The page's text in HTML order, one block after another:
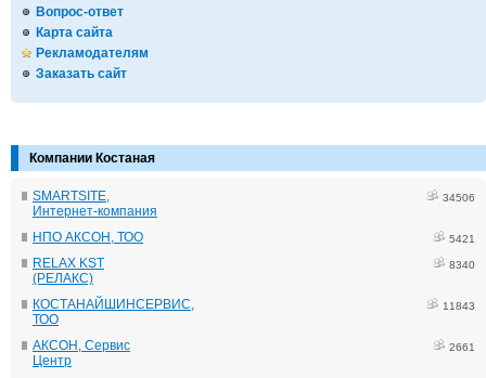
Вопрос-ответ
Карта сайта
Рекламодателям
Заказать сайт
Компании Костаная
SMARTSITE,
Интернет-компания
34506
НПО АКСОН, ТОО 5421
RELAX KST
(РЕЛАКС)
8340
КОСТАНАЙШИНСЕРВИС,
ТОО
11843
АКСОН, Сервис
Центр
2661